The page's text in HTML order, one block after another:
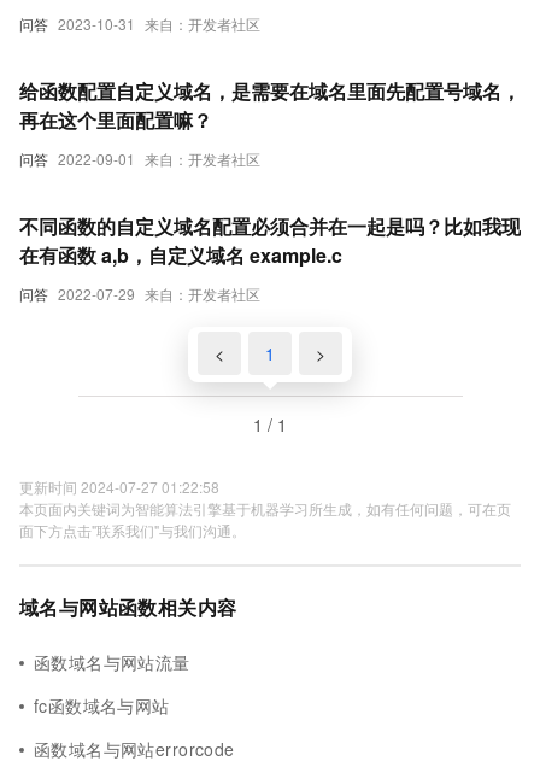
问答 2023-10-31 来自：开发者社区
问答 2022-09-01 来自：开发者社区
给函数配置自定义域名，是需要在域名里面先配置号域名，
再在这个里面配置嘛？
问答 2022-07-29 来自：开发者社区
不同函数的自定义域名配置必须合并在一起是吗？比如我现
在有函数 a,b，自定义域名 example.c
< 1 >
1 / 1
更新时间 2024-07-27 01:22:58
本页面内关键词为智能算法引擎基于机器学习所生成，如有任何问题，可在页
面下方点击"联系我们"与我们沟通。
域名与网站函数相关内容
函数域名与网站流量
fc函数域名与网站
函数域名与网站errorcode